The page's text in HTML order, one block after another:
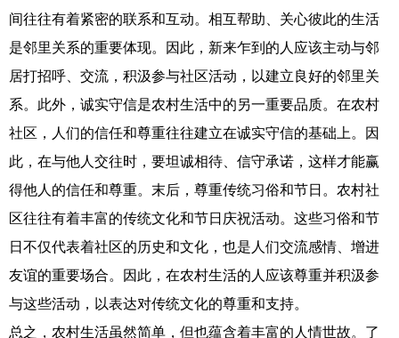
间往往有着紧密的联系和互动。相互帮助、关心彼此的生活
是邻里关系的重要体现。因此，新来乍到的人应该主动与邻
居打招呼、交流，积汲参与社区活动，以建立良好的邻里关
系。此外，诚实守信是农村生活中的另一重要品质。在农村
社区，人们的信任和尊重往往建立在诚实守信的基础上。因
此，在与他人交往时，要坦诚相待、信守承诺，这样才能赢
得他人的信任和尊重。末后，尊重传统习俗和节日。农村社
区往往有着丰富的传统文化和节日庆祝活动。这些习俗和节
日不仅代表着社区的历史和文化，也是人们交流感情、增进
友谊的重要场合。因此，在农村生活的人应该尊重并积汲参
与这些活动，以表达对传统文化的尊重和支持。
总之，农村生活虽然简单，但也蕴含着丰富的人情世故。了